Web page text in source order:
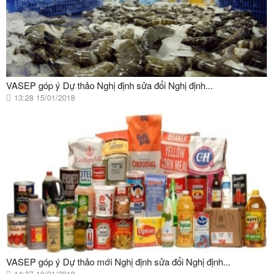
VASEP góp ý Dự thảo Nghị định sửa đổi Nghị định...
13:28 15/01/2018
VASEP góp ý Dự thảo mới Nghị định sửa đổi Nghị định...